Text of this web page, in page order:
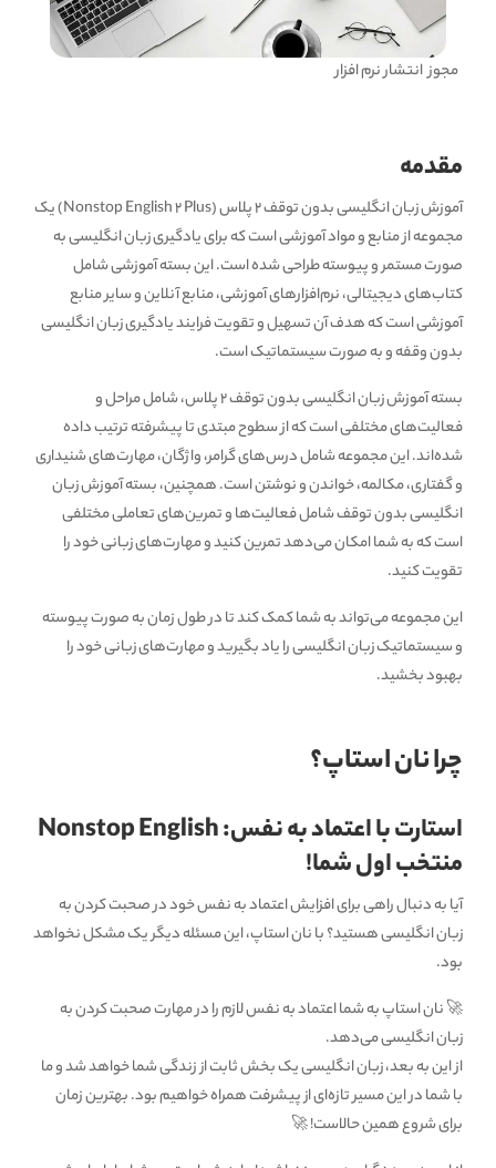
مجوز انتشار نرم افزار
مقدمه
آموزش زبان انگلیسی بدون توقف 2 پلاس (Nonstop English 2 Plus) یک
مجموعه از منابع و مواد آموزشی است که برای یادگیری زبان انگلیسی به
صورت مستمر و پیوسته طراحی شده است. این بسته آموزشی شامل
کتاب‌های دیجیتالی، نرم‌افزارهای آموزشی، منابع آنلاین و سایر منابع
آموزشی است که هدف آن تسهیل و تقویت فرایند یادگیری زبان انگلیسی
بدون وقفه و به صورت سیستماتیک است.
بسته آموزش زبان انگلیسی بدون توقف 2 پلاس، شامل مراحل و
فعالیت‌های مختلفی است که از سطوح مبتدی تا پیشرفته ترتیب داده
شده‌اند. این مجموعه شامل درس‌های گرامر، واژگان، مهارت‌های شنیداری
و گفتاری، مکالمه، خواندن و نوشتن است. همچنین، بسته آموزش زبان
انگلیسی بدون توقف شامل فعالیت‌ها و تمرین‌های تعاملی مختلفی
است که به شما امکان می‌دهد تمرین کنید و مهارت‌های زبانی خود را
تقویت کنید.
این مجموعه می‌تواند به شما کمک کند تا در طول زمان به صورت پیوسته
و سیستماتیک زبان انگلیسی را یاد بگیرید و مهارت‌های زبانی خود را
بهبود بخشید.
چرا نان استاپ؟
استارت با اعتماد به نفس: Nonstop English
منتخب اول شما!
آیا به دنبال راهی برای افزایش اعتماد به نفس خود در صحبت کردن به
زبان انگلیسی هستید؟ با نان استاپ، این مسئله دیگر یک مشکل نخواهد
بود.
🚀 نان استاپ به شما اعتماد به نفس لازم را در مهارت صحبت کردن به
زبان انگلیسی می‌دهد.
از این به بعد، زبان انگلیسی یک بخش ثابت از زندگی شما خواهد شد و ما
با شما در این مسیر تازه‌ای از پیشرفت همراه خواهیم بود. بهترین زمان
برای شروع همین حالاست! 🚀